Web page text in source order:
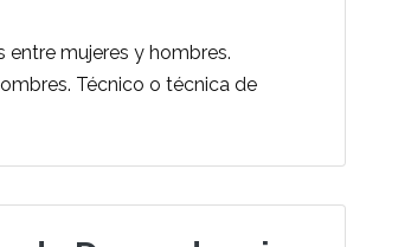
mujeres y hombres.
Técnico o técnica de